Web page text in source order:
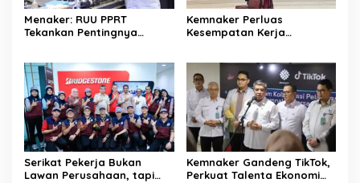
Menaker: RUU PPRT
Tekankan Pentingnya
Kemnaker Perluas
Kesempatan Kerja
Serikat Pekerja Bukan
Lawan Perusahaan, tapi
Kemnaker Gandeng TikTok,
Perkuat Talenta Ekonomi